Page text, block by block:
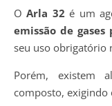
OArla 32 é um
emissão de
seu uso obrigatório
Porém, existem
composto, exigindo